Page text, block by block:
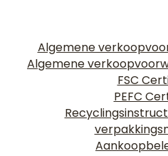
Algemene
Algemene
FSC
PEFC